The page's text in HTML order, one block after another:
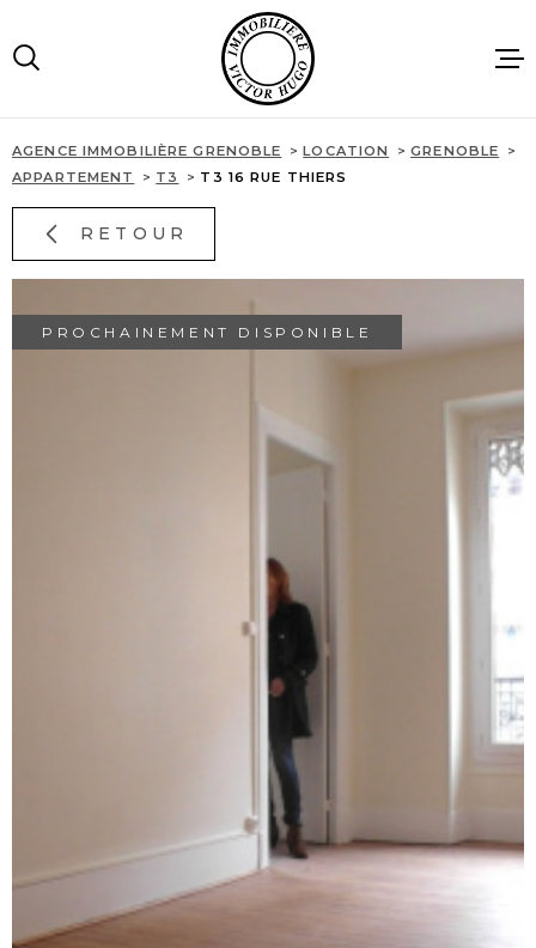
menu
contenu
ACCUEIL
IMMOBILIER
AGENCE
CONTACT
AGENCE IMMOBILIÈRE GRENOBLE LOCATION
GRENOBLE
APPARTEMENT
T3 T3 16 RUE THIERS
RETOUR
PROCHAINEMENT DISPONIBLE